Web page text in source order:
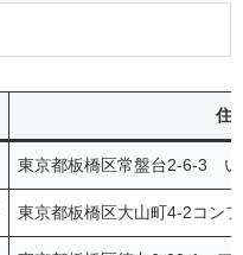
住
東京都板橋区常盤台2-6-3
東京都板橋区大山町4-2コン